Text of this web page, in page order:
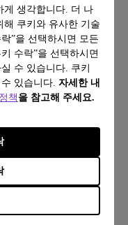
게 생각합니다. 더 나
해 쿠키와 유사한 기술
”을 선택하시면 모든
수락”을 선택하시면
수 있습니다. 쿠키
있습니다. 자세한 내
책을 참고해 주세요.
한 홈오피
솔루션
, 색온도, CRI 같은
분하지는 않습니
이 없는 공간에서
을 오가며 동일한
다. 각 환경마다